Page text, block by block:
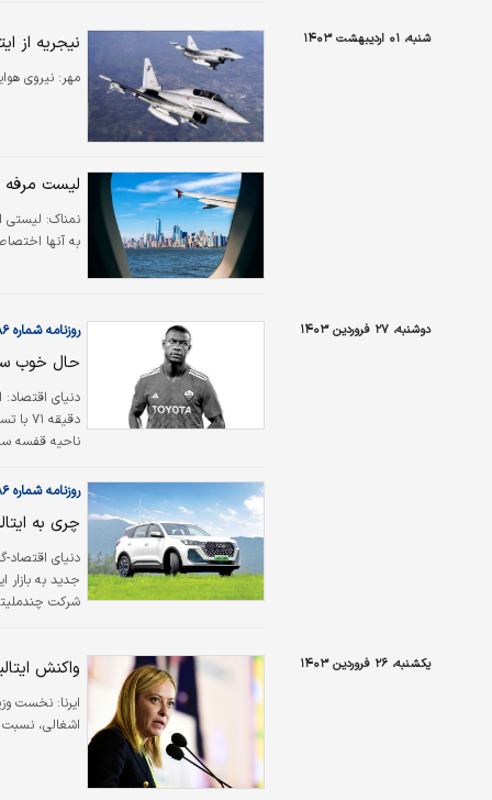
شهر است که
شنبه، ۰۱ اردیبهشت ۱۴۰۳ نیجریه از
مهر: نیروی
لیست
نمناک:
به آنها
دوشنبه، ۲۷ فروردین ۱۴۰۳ روزنامه شماره ۵۹۸۶
حال خوب
بیمارستانی در
روزنامه شماره ۵۹۸۶
چری به
دنیای اقتصاد-
جدید به
شرکت
یکشنبه، ۲۶ فروردین ۱۴۰۳ واکنش
ایرنا: نخست
اشغالی،